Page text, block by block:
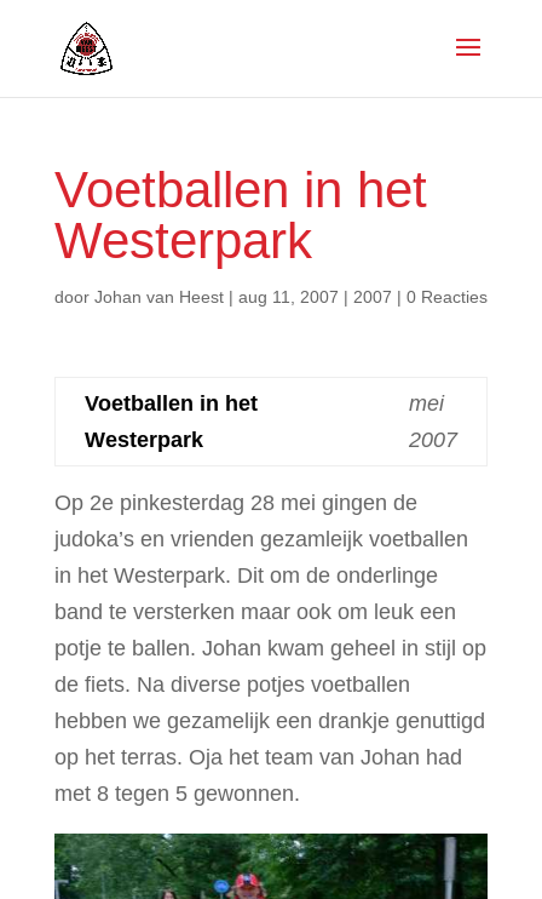
Voetballen in het
Westerpark
door Johan van Heest| aug 11, 2007 | 2007 | 0 Reacties
Voetballen in het
Westerpark
mei
2007
Op 2e pinkesterdag 28 mei gingen de
judoka’s en vrienden gezamleijk voetballen
in het Westerpark. Dit om de onderlinge
band te versterken maar ook om leuk een
potje te ballen. Johan kwam geheel in stijl op
de fiets. Na diverse potjes voetballen
hebben we gezamelijk een drankje genuttigd
op het terras. Oja het team van Johan had
met 8 tegen 5 gewonnen.